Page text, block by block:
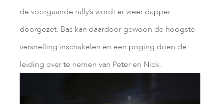
de voorgaande rally’s wordt er weer dapper
doorgezet. Bas kan daardoor gewoon de hoogste
versnelling inschakelen en een poging doen de
leiding over te nemen van Peter en Nick.